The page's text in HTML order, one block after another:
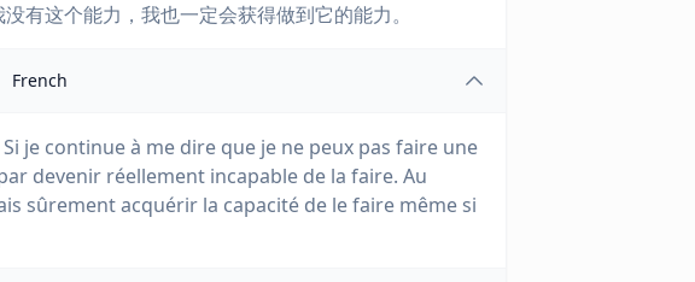
有这个能力，我也一定会获得做到它的能力。
French
je continue à me dire que je ne peux pas faire une
devenir réellement incapable de la faire. Au
sûrement acquérir la capacité de le faire même si